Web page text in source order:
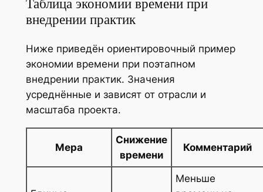
Таблица экономии времени при
внедрении практик
Ниже приведён ориентировочный пример
экономии времени при поэтапном
внедрении практик. Значения
усреднённые и зависят от отрасли и
масштаба проекта.
Мера
Снижение
времени
Комментарий
Меньше